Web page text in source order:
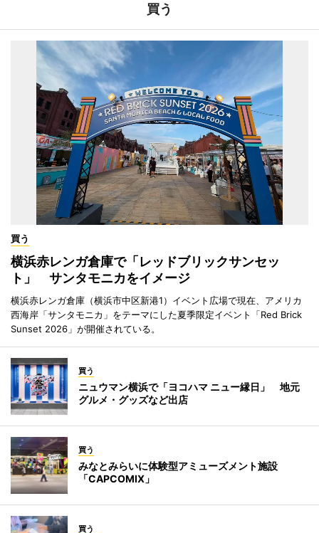
買う
買う
横浜赤レンガ倉庫で「レッドブリックサンセッ
ト」 サンタモニカをイメージ
横浜赤レンガ倉庫（横浜市中区新港1）イベント広場で現在、アメリカ
西海岸「サンタモニカ」をテーマにした夏季限定イベント「Red Brick
Sunset 2026」が開催されている。
買う
ニュウマン横浜で「ヨコハマ ニュー縁日」 地元
グルメ・グッズなど出店
買う
みなとみらいに体験型アミューズメント施設
「CAPCOMIX」
買う